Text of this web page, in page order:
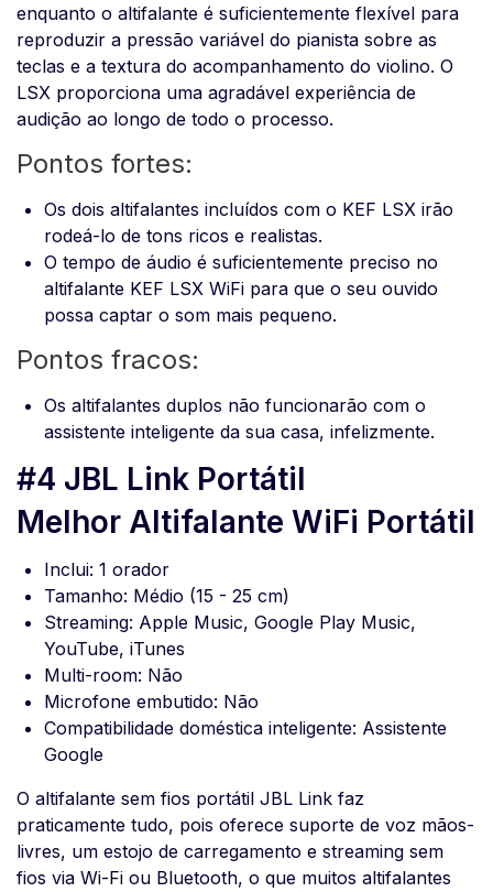
enquanto o altifalante é suficientemente flexível para
reproduzir a pressão variável do pianista sobre as
teclas e a textura do acompanhamento do violino. O
LSX proporciona uma agradável experiência de
audição ao longo de todo o processo.
Pontos fortes:
Os dois altifalantes incluídos com o KEF LSX irão
rodeá-lo de tons ricos e realistas.
O tempo de áudio é suficientemente preciso no
altifalante KEF LSX WiFi para que o seu ouvido
possa captar o som mais pequeno.
Pontos fracos:
Os altifalantes duplos não funcionarão com o
assistente inteligente da sua casa, infelizmente.
#4 JBL Link Portátil
Melhor Altifalante WiFi Portátil
Inclui: 1 orador
Tamanho: Médio (15 - 25 cm)
Streaming: Apple Music, Google Play Music,
YouTube, iTunes
Multi-room: Não
Microfone embutido: Não
Compatibilidade doméstica inteligente: Assistente
Google
O altifalante sem fios portátil JBL Link faz
praticamente tudo, pois oferece suporte de voz mãos-
livres, um estojo de carregamento e streaming sem
fios via Wi-Fi ou Bluetooth, o que muitos altifalantes